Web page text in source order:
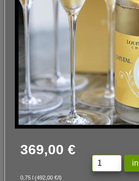
369,00 €
0,75 l (492,00 €/l)